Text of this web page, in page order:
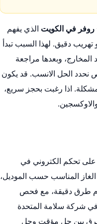
روفر في الكويت الذي يفهم
دقيق. لهذا السبب تبدأ
وبعدها مراجعة
نحدد الحل الانسب. قد يكون
اذا رغبت بحجز سريع،
على تحكم الكتروني في
المناسب حسب الموديل،
طرق دقيقة، مع فحص
شركة سلامة المتحدة
بين حل مؤقت وحل